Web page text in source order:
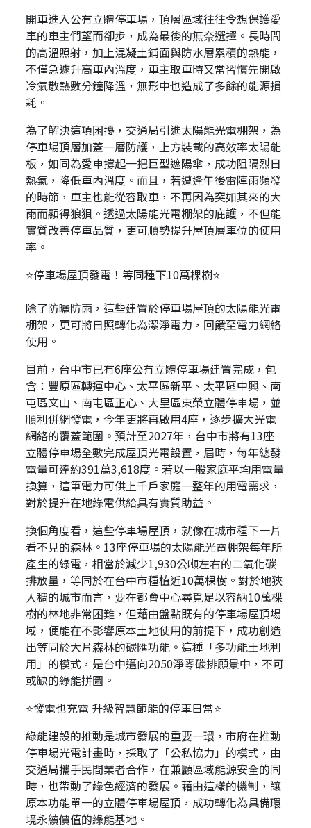
開車進入公有立體停車場，頂層區域往往令想保護愛
車的車主們望而卻步，成為最後的無奈選擇。長時間
的高溫照射，加上混凝土鋪面與防水層累積的熱能，
不僅急遽升高車內溫度，車主取車時又常習慣先開啟
冷氣散熱數分鐘降溫，無形中也造成了多餘的能源損
耗。
為了解決這項困擾，交通局引進太陽能光電棚架，為
停車場頂層加蓋一層防護，上方裝載的高效率太陽能
板，如同為愛車撐起一把巨型遮陽傘，成功阻隔烈日
熱氣，降低車內溫度。而且，若遭逢午後雷陣雨頻發
的時節，車主也能從容取車，不再因為突如其來的大
雨而顯得狼狽。透過太陽能光電棚架的庇護，不但能
實質改善停車品質，更可順勢提升屋頂層車位的使用
率。
⭐停車場屋頂發電！等同種下10萬棵樹⭐
除了防曬防雨，這些建置於停車場屋頂的太陽能光電
棚架，更可將日照轉化為潔淨電力，回饋至電力網絡
使用。
目前，台中市已有6座公有立體停車場建置完成，包
含：豐原區轉運中心、太平區新平、太平區中興、南
屯區文山、南屯區正心、大里區東榮立體停車場，並
順利併網發電，今年更將再啟用4座，逐步擴大光電
網絡的覆蓋範圍。預計至2027年，台中市將有13座
立體停車場全數完成屋頂光電設置，屆時，每年總發
電量可達約391萬3,618度。若以一般家庭平均用電量
換算，這筆電力可供上千戶家庭一整年的用電需求，
對於提升在地綠電供給具有實質助益。
換個角度看，這些停車場屋頂，就像在城市種下一片
看不見的森林。13座停車場的太陽能光電棚架每年所
產生的綠電，相當於減少1,930公噸左右的二氧化碳
排放量，等同於在台中市種植近10萬棵樹。對於地狹
人稠的城市而言，要在都會中心尋覓足以容納10萬棵
樹的林地非常困難，但藉由盤點既有的停車場屋頂場
域，便能在不影響原本土地使用的前提下，成功創造
出等同於大片森林的碳匯功能。這種「多功能土地利
用」的模式，是台中邁向2050淨零碳排願景中，不可
或缺的綠能拼圖。
⭐發電也充電 升級智慧節能的停車日常⭐
綠能建設的推動是城市發展的重要一環，市府在推動
停車場光電計畫時，採取了「公私協力」的模式，由
交通局攜手民間業者合作，在兼顧區域能源安全的同
時，也帶動了綠色經濟的發展。藉由這樣的機制，讓
原本功能單一的立體停車場屋頂，成功轉化為具備環
境永續價值的綠能基地。